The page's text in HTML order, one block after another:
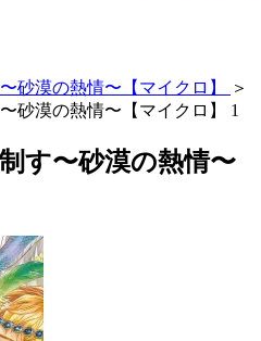
砂漠の熱情〜【マイクロ】
＞
砂漠の熱情〜【マイクロ】 1
す〜砂漠の熱情〜